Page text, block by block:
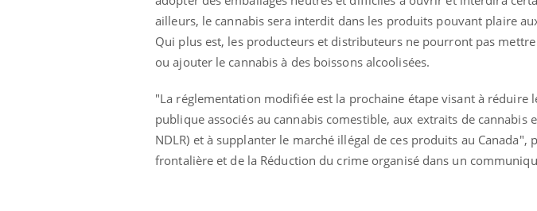
ailleurs, le cannabis sera interdit dans les produits pouvant plaire
Qui plus est, les producteurs et distributeurs ne pourront pas
ou ajouter le cannabis à des boissons alcoolisées.
"La réglementation modifiée est la prochaine étape visant à réduire
publique associés au cannabis comestible, aux extraits de cannabis
NDLR) et à supplanter le marché illégal de ces produits au
frontalière et de la Réduction du crime organisé dans un